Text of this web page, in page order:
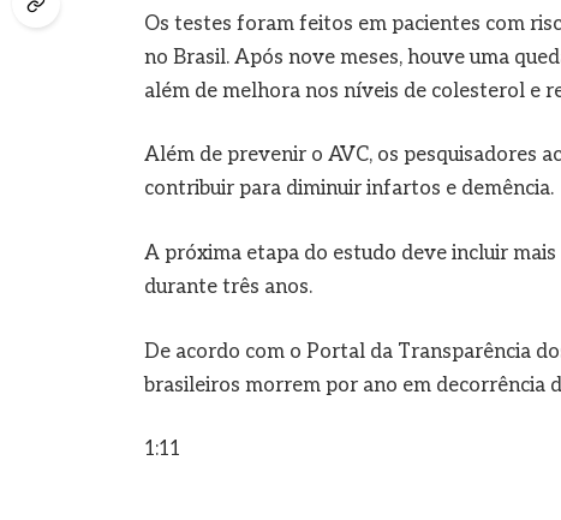
Os testes foram feitos em pacientes com
no Brasil. Após nove meses, houve uma
além de melhora nos níveis de colesterol e
Além de prevenir o AVC, os pesquisadores
contribuir para diminuir infartos e demência.
A próxima etapa do estudo deve incluir
durante três anos.
De acordo com o Portal da Transparência
brasileiros morrem por ano em decorrência
1:11